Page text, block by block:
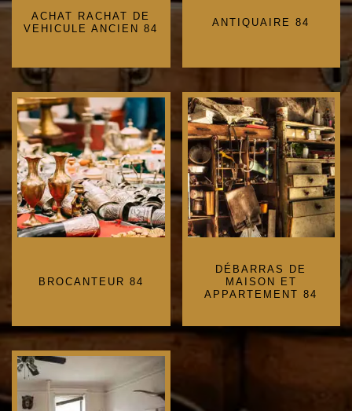
ACHAT RACHAT DE
VEHICULE ANCIEN 84
ANTIQUAIRE 84
BROCANTEUR 84
DÉBARRAS DE
MAISON ET
APPARTEMENT 84